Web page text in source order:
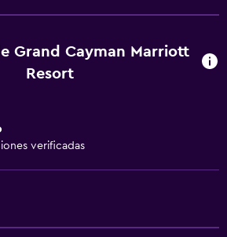
noble
Grand Cayman Marriott
Resort
verificadas